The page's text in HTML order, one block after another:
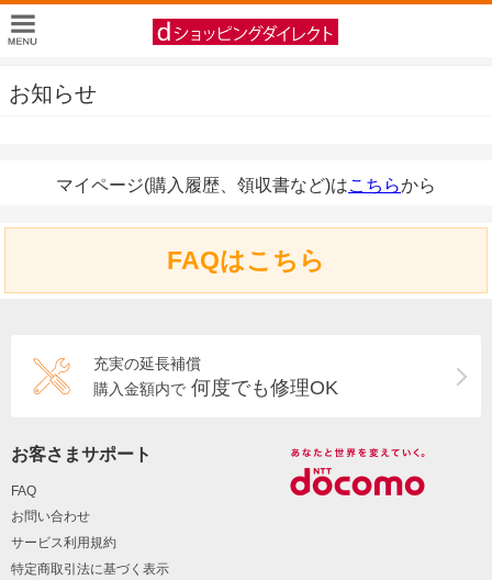
お知らせ
マイページ(購入履歴、領収書など)はこちらから
FAQはこちら
充実の延長補償
購入金額内で 何度でも修理OK
お客さまサポート
FAQ
お問い合わせ
サービス利用規約
特定商取引法に基づく表示